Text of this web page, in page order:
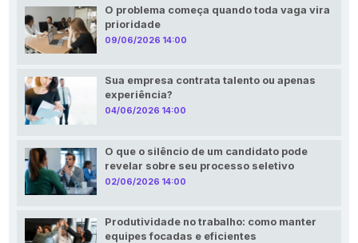
O problema começa quando toda vaga vira
prioridade
09/06/2026 14:00
Sua empresa contrata talento ou apenas
experiência?
04/06/2026 14:00
O que o silêncio de um candidato pode
revelar sobre seu processo seletivo
02/06/2026 14:00
Produtividade no trabalho: como manter
equipes focadas e eficientes